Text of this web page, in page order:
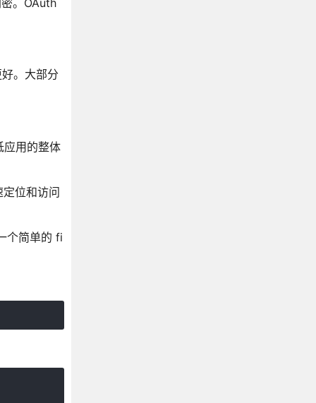
。OAuth
。大部分
应用的整体
位和访问
个简单的 fi